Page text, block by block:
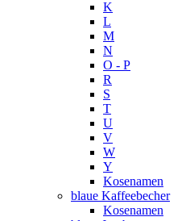
K
L
M
N
O - P
R
S
T
U
V
W
Y
Kosenamen
blaue Kaffeebecher
Kosenamen